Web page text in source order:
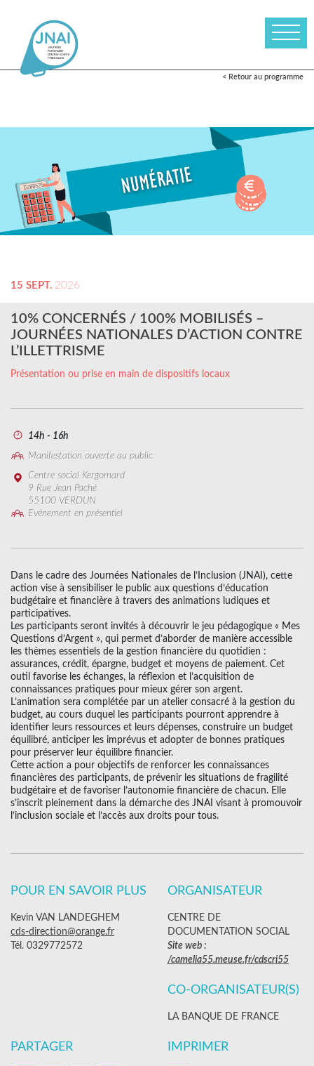
< Retour au programme
15 SEPT. 2026
10% CONCERNÉS / 100% MOBILISÉS –
JOURNÉES NATIONALES D’ACTION CONTRE
L’ILLETTRISME
Présentation ou prise en main de dispositifs locaux
14h - 16h
Manifestation ouverte au public
Centre social Kergomard
9 Rue Jean Paché
55100 VERDUN
Evénement en présentiel
Dans le cadre des Journées Nationales de l’Inclusion (JNAI), cette
action vise à sensibiliser le public aux questions d’éducation
budgétaire et financière à travers des animations ludiques et
participatives.
Les participants seront invités à découvrir le jeu pédagogique « Mes
Questions d’Argent », qui permet d’aborder de manière accessible
les thèmes essentiels de la gestion financière du quotidien :
assurances, crédit, épargne, budget et moyens de paiement. Cet
outil favorise les échanges, la réflexion et l’acquisition de
connaissances pratiques pour mieux gérer son argent.
L’animation sera complétée par un atelier consacré à la gestion du
budget, au cours duquel les participants pourront apprendre à
identifier leurs ressources et leurs dépenses, construire un budget
équilibré, anticiper les imprévus et adopter de bonnes pratiques
pour préserver leur équilibre financier.
Cette action a pour objectifs de renforcer les connaissances
financières des participants, de prévenir les situations de fragilité
budgétaire et de favoriser l’autonomie financière de chacun. Elle
s’inscrit pleinement dans la démarche des JNAI visant à promouvoir
l’inclusion sociale et l’accès aux droits pour tous.
POUR EN SAVOIR PLUS
Kevin VAN LANDEGHEM
cds-direction@orange.fr
Tél. 0329772572
ORGANISATEUR
CENTRE DE
DOCUMENTATION SOCIAL
Site web :
/camelia55.meuse.fr/cdscri55
CO-ORGANISATEUR(S)
LA BANQUE DE FRANCE
PARTAGER IMPRIMER